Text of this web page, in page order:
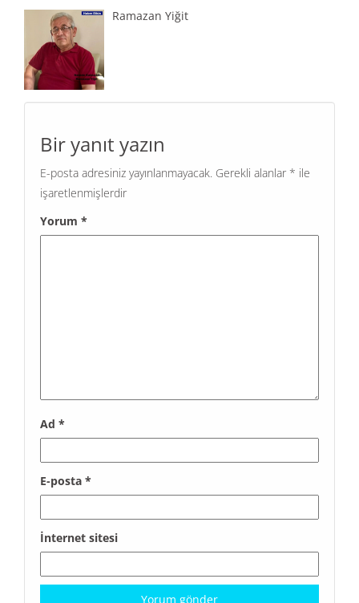
Ramazan Yiğit
Bir yanıt yazın
E-posta adresiniz yayınlanmayacak. Gerekli alanlar * ile
işaretlenmişlerdir
Yorum *
Ad *
E-posta *
İnternet sitesi